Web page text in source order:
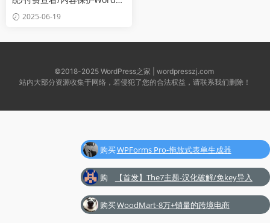
ess插件[更至v3.27.15]
2025-06-19
©2018-2025 WordPress之家 | wordpresszj.com
站内大部分资源收集于网络，若侵犯了您的合法权益，请联系我们删除！
购买
了
WPForms Pro-拖放式表单生成器
WordPress插件[更至v1.9.5]
购
买
了
【首发】The7主题-汉化破解/免key导入
demo/安装插件[更至v12.4.0]
购买WoodMart-8万+销量的跨境电商